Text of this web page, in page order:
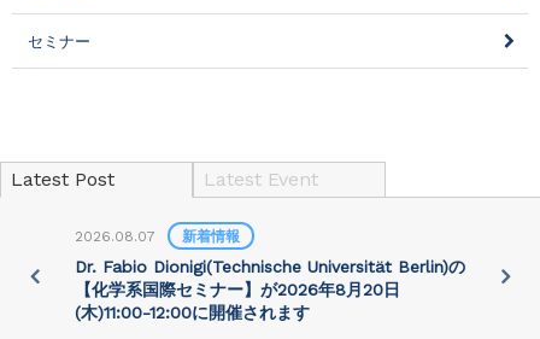
セミナー
Latest Post Latest Event
2026.08.07 新着情報
Dr. Fabio Dionigi(Technische Universität Berlin)の
【化学系国際セミナー】が2026年8⽉20⽇
(⽊)11:00-12:00に開催されます